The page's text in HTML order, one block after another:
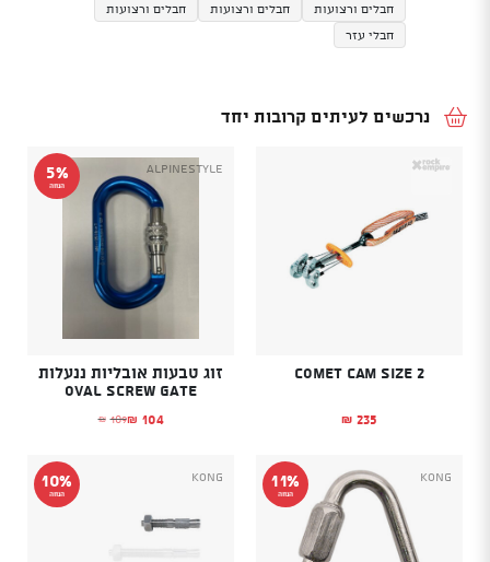
חבלים ורצועות
חבלים ורצועות
חבלים ורצועות
חבלי עזר
נרכשים לעיתים קרובות יחד
Comet Cam size 2
₪ 235
5%
הנחה
Alpinestyle
זוג טבעות אובליות ננעלות
OVAL SCREW GATE
₪ 109
המחיר המקורי היה: ₪109.₪ 104 המחיר הנוכחי הוא: ₪104.
11%
הנחה
Kong
10%
הנחה
Kong